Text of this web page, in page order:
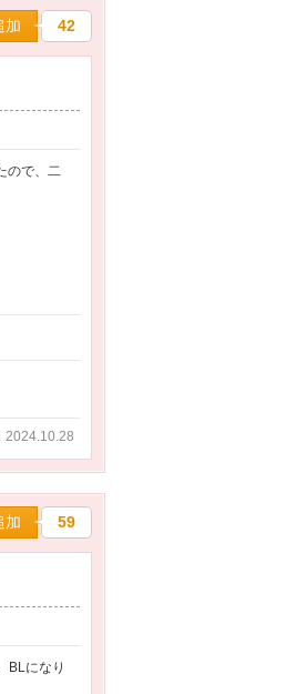
加 42
ので、二
2024.10.28
加 59
BLになり